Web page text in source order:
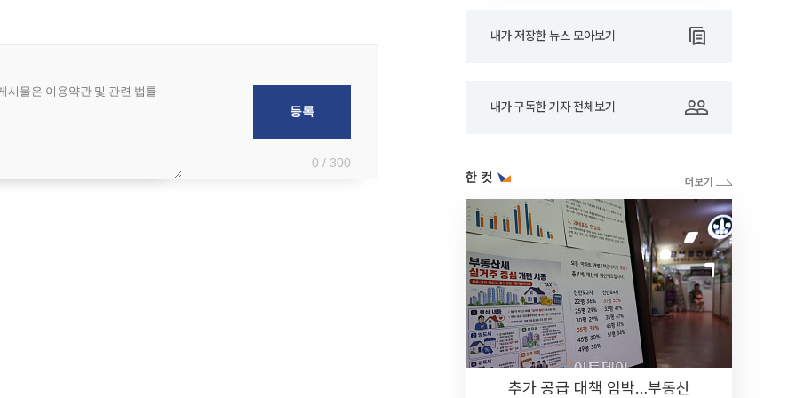
0 / 300
내가 저장한 뉴스 모아보기
내가 구독한 기자 전체보기
한 컷
추가 공급 대책 임박…부동산